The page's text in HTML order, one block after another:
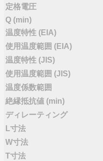
定格電圧
Q (min)
温度特性 (EIA)
使用温度範囲 (EIA)
温度特性 (JIS)
使用温度範囲 (JIS)
温度係数範囲
絶縁抵抗値 (min)
ディレーティング
L寸法
W寸法
T寸法